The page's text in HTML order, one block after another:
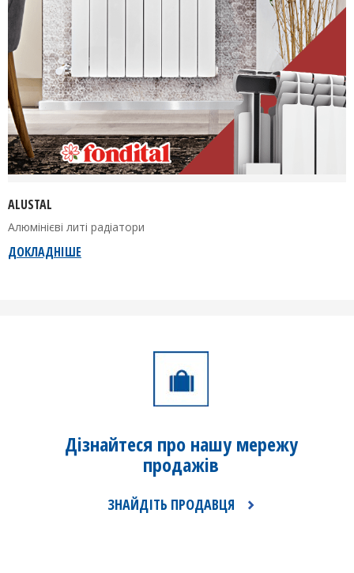
ALUSTAL
Алюмінієві литі радіатори
ДОКЛАДНІШЕ
Дізнайтеся про нашу мережу
продажів
ЗНАЙДІТЬ ПРОДАВЦЯ